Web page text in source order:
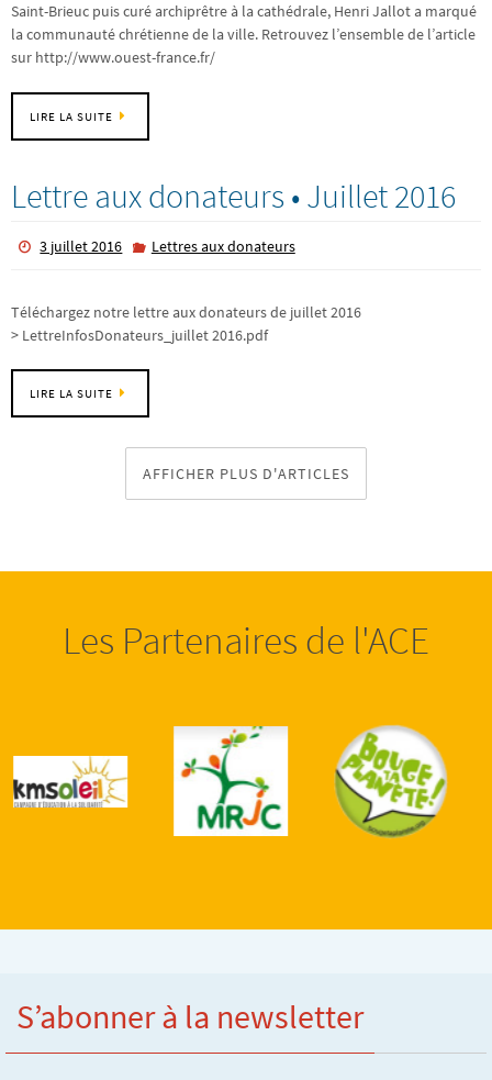
Saint-Brieuc puis curé archiprêtre à la cathédrale, Henri Jallot a marqué
la communauté chrétienne de la ville. Retrouvez l’ensemble de l’article
sur http://www.ouest-france.fr/
LIRE LA SUITE
Lettre aux donateurs • Juillet 2016
3 juillet 2016 Lettres aux donateurs
Téléchargez notre lettre aux donateurs de juillet 2016
> LettreInfosDonateurs_juillet 2016.pdf
LIRE LA SUITE
AFFICHER PLUS D'ARTICLES
Les Partenaires de l'ACE
S’abonner à la newsletter